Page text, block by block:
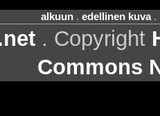
alkuun. edellinen kuva.
. Copyright
Commons